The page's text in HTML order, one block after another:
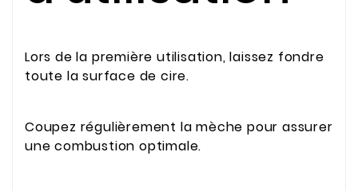
Lors de la première utilisation, laissez fondre
toute la surface de cire.
Coupez régulièrement la mèche pour assurer
une combustion optimale.